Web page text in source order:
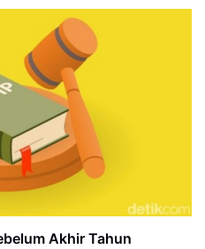
Akhir Tahun